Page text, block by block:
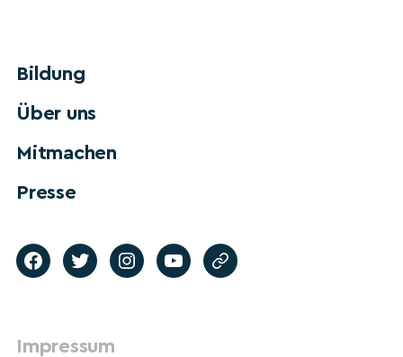
Bildung
Über uns
Mitmachen
Presse
Impressum